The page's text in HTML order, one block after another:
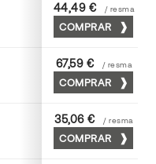
52 x 70
44,49 € / resma
COMPRAR
63 x 88
67,59 € / resma
COMPRAR
52 x 70
35,06 € / resma
COMPRAR